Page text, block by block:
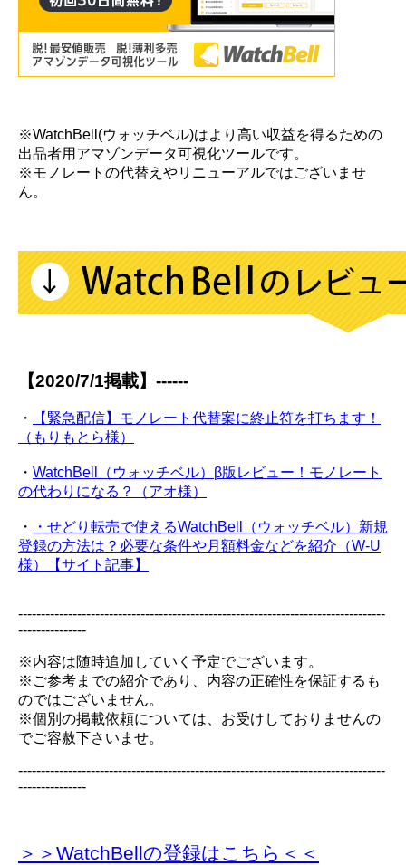
※WatchBell(ウォッチベル)はより高い収益を得るための
出品者用アマゾンデータ可視化ツールです。
※モノレートの代替えやリニューアルではございませ
ん。
【2020/7/1掲載】------
・
【緊急配信】モノレート代替案に終止符を打ちます！
（もりもとら様）
・ WatchBell（ウォッチベル）β版レビュー！モノレート
の代わりになる？（アオ様）
・
・せどり転売で使えるWatchBell（ウォッチベル）新規
登録の方法は？必要な条件や月額料金などを紹介（W-U
様）【サイト記事】
---------------------------------------------------------------------------------
---------------
※内容は随時追加していく予定でございます。
※ご参考までの紹介であり、内容の正確性を保証するも
のではございません。
※個別の掲載依頼については、お受けしておりませんの
でご容赦下さいませ。
---------------------------------------------------------------------------------
---------------
＞＞WatchBellの登録はこちら＜＜